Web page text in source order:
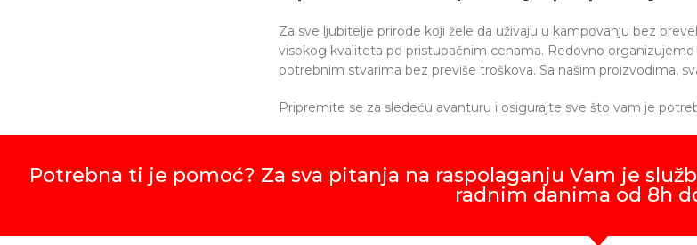
Za sve ljubitelje prirode koji žele da uživaju u kampovanju bez
visokog kvaliteta po pristupačnim cenama. Redovno
potrebnim stvarima bez previše troškova. Sa našim proizvodima,
Pripremite se za sledeću avanturu i osigurajte sve što vam je
Potrebna ti je pomoć? Za sva pitanja na raspolaganju Vam je
radnim danima od 8h